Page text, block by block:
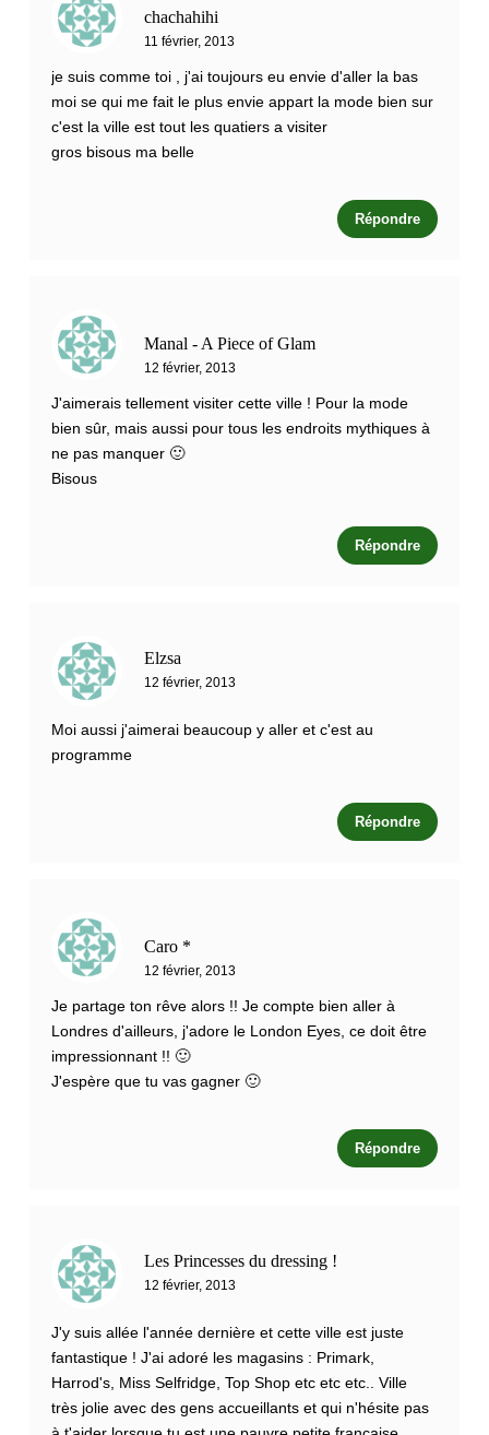
chachahihi
11 février, 2013
je suis comme toi , j'ai toujours eu envie d'aller la bas
moi se qui me fait le plus envie appart la mode bien sur
c'est la ville est tout les quatiers a visiter
gros bisous ma belle
Répondre
Manal - A Piece of Glam
12 février, 2013
J'aimerais tellement visiter cette ville ! Pour la mode
bien sûr, mais aussi pour tous les endroits mythiques à
ne pas manquer 🙂
Bisous
Répondre
Elzsa
12 février, 2013
Moi aussi j'aimerai beaucoup y aller et c'est au
programme
Répondre
Caro *
12 février, 2013
Je partage ton rêve alors !! Je compte bien aller à
Londres d'ailleurs, j'adore le London Eyes, ce doit être
impressionnant !! 🙂
J'espère que tu vas gagner 🙂
Répondre
Les Princesses du dressing !
12 février, 2013
J'y suis allée l'année dernière et cette ville est juste
fantastique ! J'ai adoré les magasins : Primark,
Harrod's, Miss Selfridge, Top Shop etc etc etc.. Ville
très jolie avec des gens accueillants et qui n'hésite pas